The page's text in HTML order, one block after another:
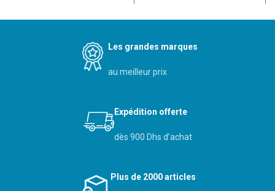
Les grandes marques
au meilleur prix
Expédition offerte
dès 900 Dhs d’achat
Plus de 2000 articles